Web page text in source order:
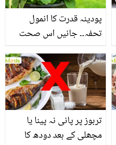
پودینہ قدرت کا انمول
تحفہ۔۔ جانیں اس صحت
انگیز طبی فوائد
تربوز پر پانی نہ پینا یا
مچھلی کے بعد دودھ کا